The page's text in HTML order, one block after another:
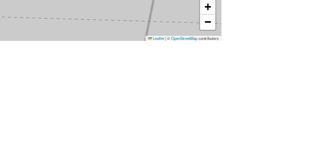
+
−
Leaflet |©OpenStreetMapcontributors